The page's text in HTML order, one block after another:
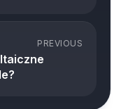
PREVIOUS